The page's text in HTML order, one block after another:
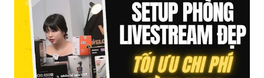
chuyên biệt giúp xử lý hình ảnh, âm thanh, hiệu ứng và kết nối ổn
định. Những công cụ hỗ trợ livestream chuyên biệt Hiện nay,
phần mềm Livestream không chỉ phục vụ streamer hay game thủ
mà còn là trợ thủ đắc lực cho nhà bán hàng online, giáo viên,